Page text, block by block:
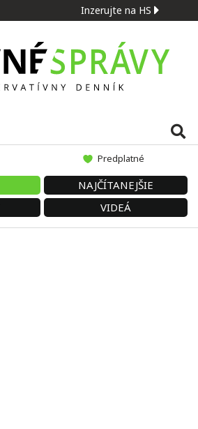
Inzerujte na HS
Predplatné
NAJČÍTANEJŠIE
VIDEÁ